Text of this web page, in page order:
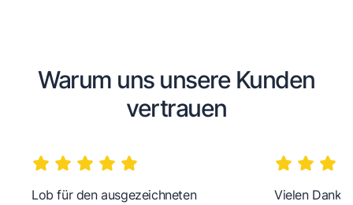
Warum uns unsere Kunden
vertrauen
Lob für den ausgezeichneten
Vielen Dank